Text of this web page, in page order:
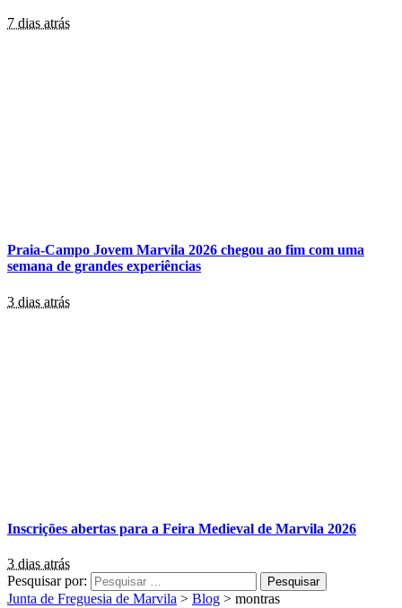
7 dias atrás
Praia-Campo Jovem Marvila 2026 chegou ao fim com uma
semana de grandes experiências
3 dias atrás
Inscrições abertas para a Feira Medieval de Marvila 2026
3 dias atrás
Pesquisar por:
Junta de Freguesia de Marvila > Blog > montras